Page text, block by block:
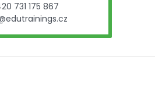
731 175 867